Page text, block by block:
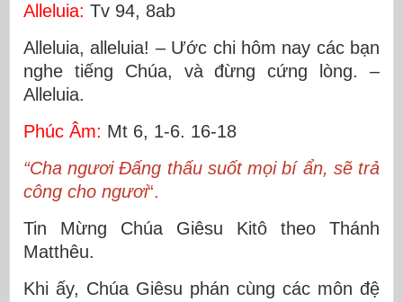
Alleluia: Tv 94, 8ab
Alleluia, alleluia! – Ước chi hôm nay các bạn
nghe tiếng Chúa, và đừng cứng lòng. –
Alleluia.
Phúc Âm: Mt 6, 1-6. 16-18
“Cha ngươi Ðấng thấu suốt mọi bí ẩn, sẽ trả
công cho ngươi“.
Tin Mừng Chúa Giêsu Kitô theo Thánh
Matthêu.
Khi ấy, Chúa Giêsu phán cùng các môn đệ